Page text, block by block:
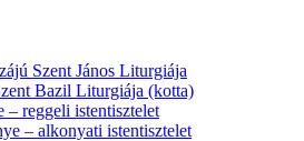
Szent János Liturgiája
Bazil Liturgiája (kotta)
– reggeli istentisztelet
– alkonyati istentisztelet